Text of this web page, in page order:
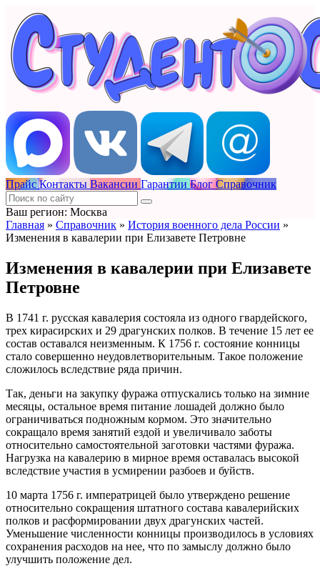
Прайс Контакты Вакансии Гарантии Блог Справочник
Ваш регион: Москва
Главная » Справочник » История военного дела России »
Изменения в кавалерии при Елизавете Петровне
Изменения в кавалерии при Елизавете
Петровне
В 1741 г. русская кавалерия состояла из одного гвардейского,
трех кирасирских и 29 драгунских полков. В течение 15 лет ее
состав оставался неизменным. К 1756 г. состояние конницы
стало совершенно неудовлетворительным. Такое положение
сложилось вследствие ряда причин.
Так, деньги на закупку фуража отпускались только на зимние
месяцы, остальное время питание лошадей должно было
ограничиваться подножным кормом. Это значительно
сокращало время занятий ездой и увеличивало заботы
относительно самостоятельной заготовки частями фуража.
Нагрузка на кавалерию в мирное время оставалась высокой
вследствие участия в усмирении разбоев и буйств.
10 марта 1756 г. императрицей было утверждено решение
относительно сокращения штатного состава кавалерийских
полков и расформировании двух драгунских частей.
Уменьшение численности конницы производилось в условиях
сохранения расходов на нее, что по замыслу должно было
улучшить положение дел.